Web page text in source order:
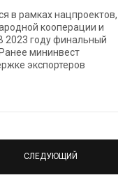
в рамках нацпроектов,
кооперации и
2023 году финальный
мининвест
экспортеров
СЛЕДУЮЩИЙ